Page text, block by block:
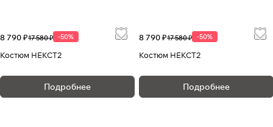
8 790 ₽17 580 ₽ -50%
Костюм НЕКСТ2
Подробнее
8 790 ₽17 580 ₽ -50%
Костюм НЕКСТ2
Подробнее